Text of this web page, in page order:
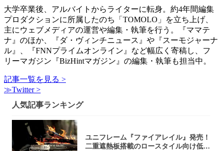
大学卒業後、アルバイトからライターに転身。約4年間編集
プロダクションに所属したのち「TOMOLO」を立ち上げ、
主にウェブメディアの運営や編集・執筆を行う。『ママテ
ナ』のほか、『ダ・ヴィンチニュース』や『スーモジャーナ
ル』、『FNNプライムオンライン』など幅広く寄稿し、フ
リーマガジン『BizHintマガジン』の編集・執筆も担当中。
記事一覧を見る >
≫Twitter >
人気記事ランキング
ユニフレーム『ファイアレイル』発売！
二重遮熱板搭載のロースタイル向け低型